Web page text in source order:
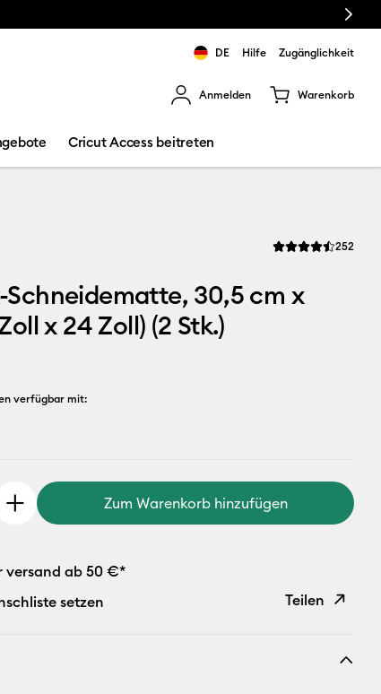
Next
DE Hilfe Zugänglichkeit
Anmelden Warenkorb
Cricut Access beitreten
Die 252
30,5 cm x
x 24 Zoll) (2 Stk.)
verfügbar mit:
Zum Warenkorb hinzufügen
versand ab 50 €*
setzen
Teilen